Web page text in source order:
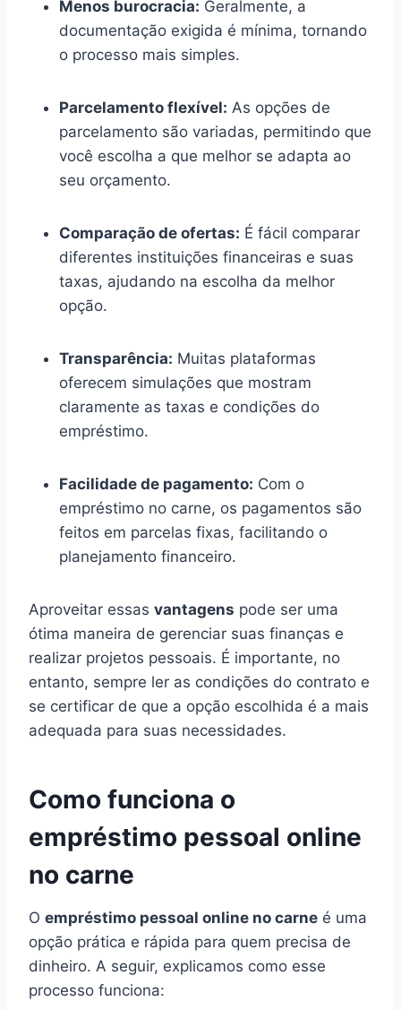
Menos burocracia: Geralmente, a
documentação exigida é mínima, tornando
o processo mais simples.
Parcelamento flexível: As opções de
parcelamento são variadas, permitindo que
você escolha a que melhor se adapta ao
seu orçamento.
Comparação de ofertas: É fácil comparar
diferentes instituições financeiras e suas
taxas, ajudando na escolha da melhor
opção.
Transparência: Muitas plataformas
oferecem simulações que mostram
claramente as taxas e condições do
empréstimo.
Facilidade de pagamento: Com o
empréstimo no carne, os pagamentos são
feitos em parcelas fixas, facilitando o
planejamento financeiro.
Aproveitar essas vantagens pode ser uma
ótima maneira de gerenciar suas finanças e
realizar projetos pessoais. É importante, no
entanto, sempre ler as condições do contrato e
se certificar de que a opção escolhida é a mais
adequada para suas necessidades.
Como funciona o
empréstimo pessoal online
no carne
O empréstimo pessoal online no carne é uma
opção prática e rápida para quem precisa de
dinheiro. A seguir, explicamos como esse
processo funciona: